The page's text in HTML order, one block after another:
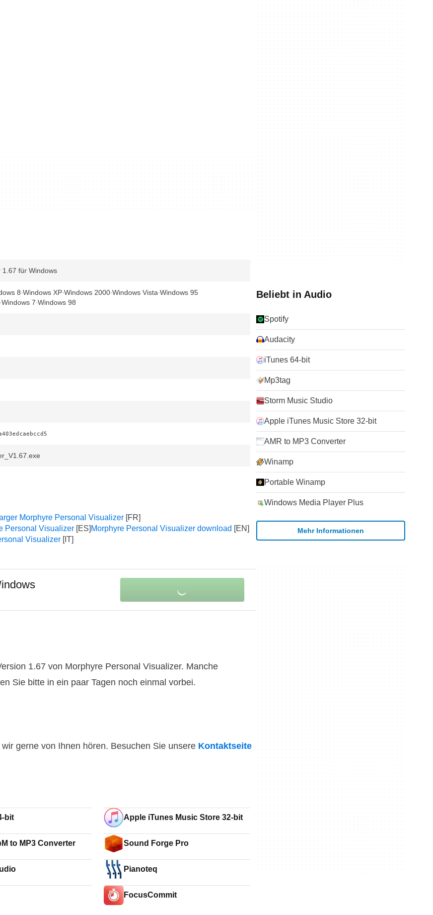
1.67 für Windows
8 Windows XP Windows 2000 Windows Vista Windows 95
Windows 7 Windows 98
Morphyre Personal Visualizer
Personal Visualizer
Morphyre Personal Visualizer download
Visualizer
1.67 von Morphyre Personal Visualizer. Manche
Sie bitte in ein paar Tagen noch einmal vorbei.
gerne von Ihnen hören. Besuchen Sie unsere Kontaktseite
bit Apple iTunes Music Store 32-bit
to MP3 Converter Sound Forge Pro
Pianoteq
FocusCommit
Beliebt in Audio
Spotify
Audacity
iTunes 64-bit
Mp3tag
Storm Music Studio
Apple iTunes Music Store 32-bit
AMR to MP3 Converter
Winamp
Portable Winamp
Windows Media Player Plus
Mehr Informationen